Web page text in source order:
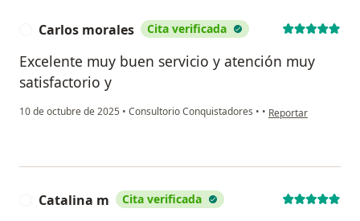
Carlos morales Cita verificada
Excelente muy buen servicio y atención muy
satisfactorio y
10 de octubre de 2025 • Consultorio Conquistadores • • en opinión del
Reportar
Catalina m Cita verificada